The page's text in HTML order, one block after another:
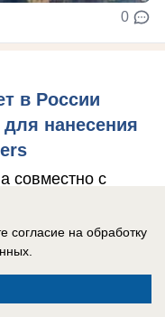
0
в России
для нанесения
совместно с
согласие на обработку